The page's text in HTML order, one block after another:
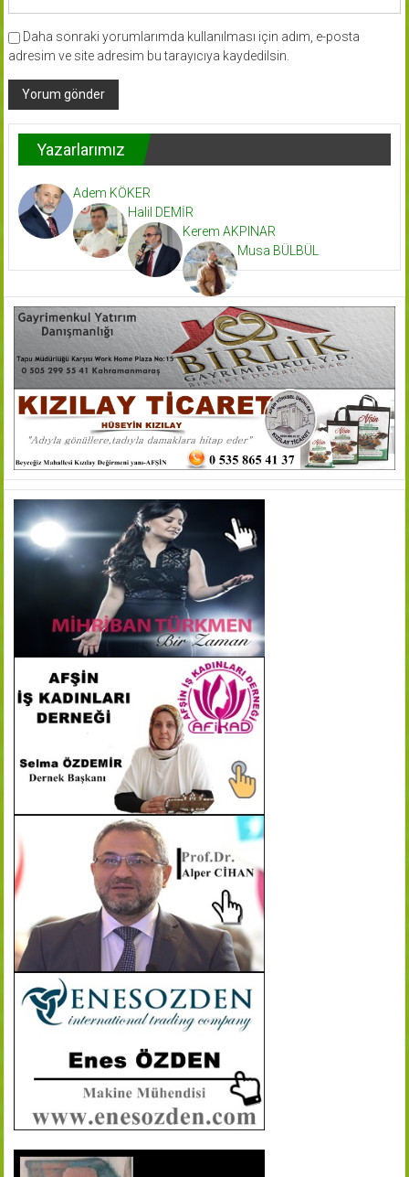
Daha sonraki yorumlarımda kullanılması için adım, e-posta
adresim ve site adresim bu tarayıcıya kaydedilsin.
Yazarlarımız
Adem KÖKER
Halil DEMİR
Kerem AKPINAR
Musa BÜLBÜL